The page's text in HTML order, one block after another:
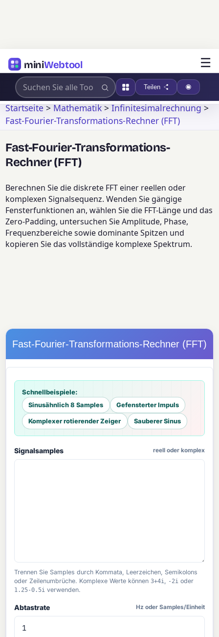
miniWebtool ☰
Teilen
Startseite>Mathematik>Infinitesimalrechnung>
Fast-Fourier-Transformations-Rechner (FFT)
Fast-Fourier-Transformations-
Rechner (FFT)
Berechnen Sie die diskrete FFT einer reellen oder
komplexen Signalsequenz. Wenden Sie gängige
Fensterfunktionen an, wählen Sie die FFT-Länge und das
Zero-Padding, untersuchen Sie Amplitude, Phase,
Frequenzbereiche sowie dominante Spitzen und
kopieren Sie das vollständige komplexe Spektrum.
Fast-Fourier-Transformations-Rechner (FFT)
Schnellbeispiele:
Sinusähnlich 8 Samples Gefensterter Impuls
Komplexer rotierender Zeiger Sauberer Sinus
Signalsamples reell oder komplex
Trennen Sie Samples durch Kommata, Leerzeichen, Semikolons
oder Zeilenumbrüche. Komplexe Werte können3+4i, -2i oder
1.25-0.5i verwenden.
Abtastrate Hz oder Samples/Einheit